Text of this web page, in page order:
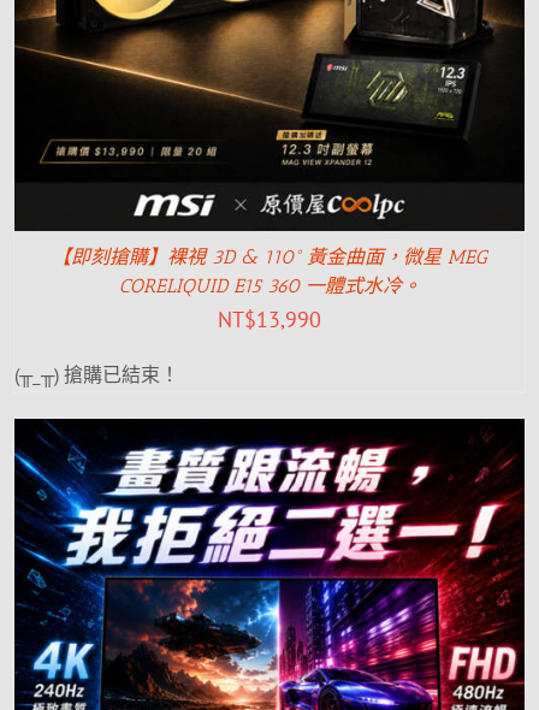
【即刻搶購】裸視 3D & 110° 黃金曲面，微星 MEG
CORELIQUID E15 360 一體式水冷。
NT$13,990
(╥_╥) 搶購已結束！